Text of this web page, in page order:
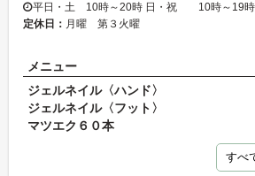
平日・土 10時～20時 日・祝 10時～19時
定休日： 月曜 第３火曜
メニュー
ジェルネイル〈ハンド〉
ジェルネイル〈フット〉
マツエク６０本
すべ